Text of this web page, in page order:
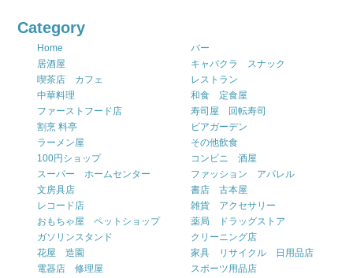
Category
Home
バー
居酒屋
キャバクラ スナック
喫茶店 カフェ
レストラン
中華料理
和食 定食屋
ファーストフード店
寿司屋 回転寿司
割烹 料亭
ビアガーデン
ラーメン屋
その他飲食
100円ショップ
コンビニ 酒屋
スーパー ホームセンター
ファッション アパレル
文房具店
書店 古本屋
レコード店
雑貨 アクセサリー
おもちゃ屋 ペットショップ
薬局 ドラッグストア
ガソリンスタンド
クリーニング店
花屋 造園
家具 リサイクル 日用品店
電器店 修理屋
スポーツ用品店